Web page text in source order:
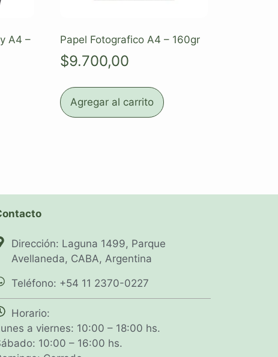
A4 –
Papel Fotografico A4 – 160gr
$9.700,00
Agregar al carrito
Dirección: Laguna 1499, Parque
Avellaneda, CABA, Argentina
Teléfono: +54 11 2370-0227
Horario:
a viernes: 10:00 – 18:00 hs.
10:00 – 16:00 hs.